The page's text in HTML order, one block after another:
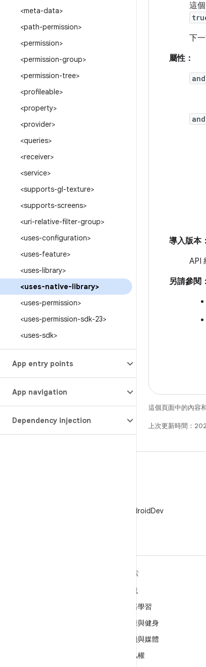
<meta-data>
<path-permission>
<permission>
<permission-group>
<permission-tree>
<profileable>
<property>
<provider>
<queries>
<receiver>
<service>
<supports-gl-texture>
<supports-screens>
<uri-relative-filter-group>
<uses-configuration>
<uses-feature>
<uses-library>
<uses-native-library>
<uses-permission>
<uses-permission-sdk-23>
<uses-sdk>
App entry points
App navigation
Dependency injection
這
下
屬性：
導入版本：
API
另請參閱：
這個頁面中的內容
上次更新時間：
在 X 中追蹤 @AndroidDev
探索
遊戲
機器學習
健康與健身
相機與媒體
隱私權